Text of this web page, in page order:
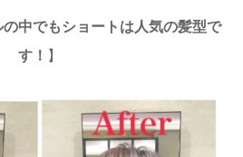
中でもショートは人気の髪型で
す！ 】